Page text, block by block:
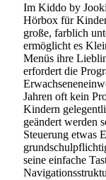
Im Kiddo by
Hörbox für
große, farblich
ermöglicht es
Menüs ihre
erfordert die
Jahren oft kein
Kindern
geändert werden
Steuerung etwas
seine einfache